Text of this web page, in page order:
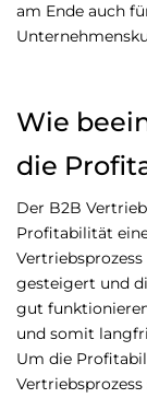
am Ende auch
Wie
die
Der B2B
Profitabilität
gesteigert und
gut
und somit
Um die